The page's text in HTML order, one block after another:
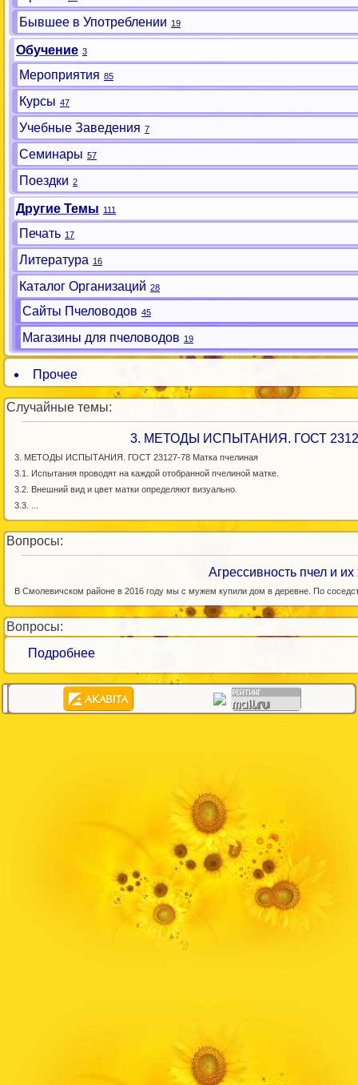
Бывшее в Употреблении 19
Обучение 3
Мероприятия 85
Курсы 47
Учебные Заведения 7
Семинары 57
Поездки 2
Другие Темы 111
Печать 17
Литература 16
Каталог Организаций 28
Сайты Пчеловодов 45
Магазины для пчеловодов 19
Прочее
Случайные темы:
3. МЕТОДЫ ИСПЫТАНИЯ. ГОСТ
3. МЕТОДЫ ИСПЫТАНИЯ. ГОСТ 23127-78 Матка пчелиная
3.1. Испытания проводят на каждой отобранной пчелиной матке.
3.2. Внешний вид и цвет матки определяют визуально.
3.3. ...
Вопросы:
Агрессивность пчел и их
В Смолевичском районе в 2016 году мы с мужем купили дом в деревне. По
Вопросы:
Подробнее